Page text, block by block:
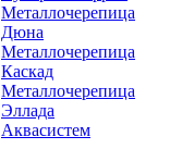
Металлочерепица
Дюна
Металлочерепица
Каскад
Металлочерепица
Эллада
Аквасистем